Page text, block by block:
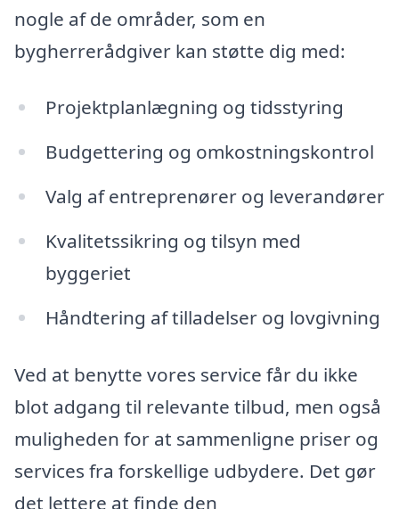
nogle af de områder, som en
bygherrerådgiver kan støtte dig med:
Projektplanlægning og tidsstyring
Budgettering og omkostningskontrol
Valg af entreprenører og leverandører
Kvalitetssikring og tilsyn med
byggeriet
Håndtering af tilladelser og lovgivning
Ved at benytte vores service får du ikke
blot adgang til relevante tilbud, men også
muligheden for at sammenligne priser og
services fra forskellige udbydere. Det gør
det lettere at finde den